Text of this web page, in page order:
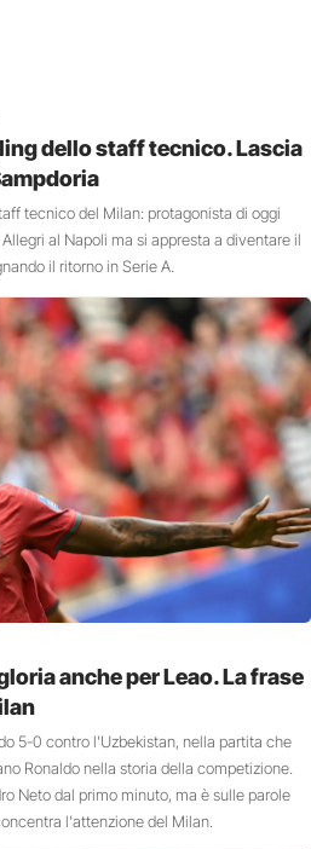
dello staff tecnico. Lascia
tecnico del Milan: protagonista di oggi
al Napoli ma si appresta a diventare il
il ritorno in Serie A.
anche per Leao. La frase
5-0 contro l'Uzbekistan, nella partita che
Ronaldo nella storia della competizione.
Neto dal primo minuto, ma è sulle parole
l'attenzione del Milan.